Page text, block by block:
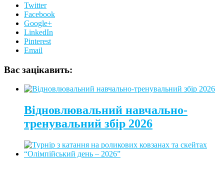
Twitter
Facebook
Google+
LinkedIn
Pinterest
Email
Вас зацікавить:
Відновлювальний навчально-
тренувальний збір 2026